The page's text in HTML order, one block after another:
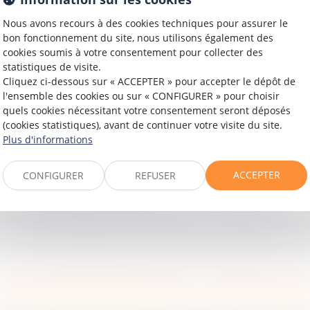
Vous êtes ici : Domaines d'intervention Exécution des décisions de justice
at sem. Curabitur arcu erat, accumsan id
lectus nibh. Praesent sapien massa, convallis a
tincidunt nibh pulvinar a. Quisque velit nisi,
leo eget malesuada.
Nous avons recours à des cookies techniques pour assurer le
bon fonctionnement du site, nous utilisons également des
cookies soumis à votre consentement pour collecter des
statistiques de visite.
Cliquez ci-dessous sur « ACCEPTER » pour accepter le dépôt de
l'ensemble des cookies ou sur « CONFIGURER » pour choisir
quels cookies nécessitant votre consentement seront déposés
(cookies statistiques), avant de continuer votre visite du site.
Plus d'informations
CONFIGURER REFUSER ACCEPTER